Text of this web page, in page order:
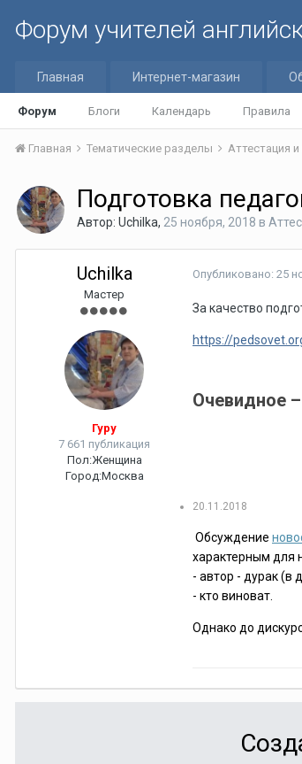
Форум учителей
Главная Интернет-магазин
Форум Блоги Календарь Правила
Главная Тематические разделы Аттестация
Подготовка
Автор: Uchilka, 25 ноября, 2018 в
Uchilka
Мастер
Гуру
7 661 публикация
Пол:Женщина
Город:Москва
Опубликовано: 25
За качество
https://
Очевидное
20.11.2018
Обсуждение
характерным для
- автор - дурак (в
- кто виноват.
Однако до